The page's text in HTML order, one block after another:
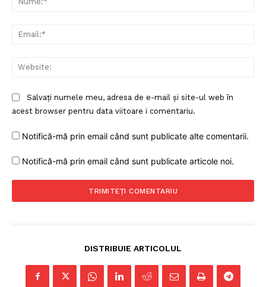
Un proiect
FREEDOM HOUSE ROMÂNIA
PRESShub
Despre noi / Echipa
Salvați numele meu, adresa de e-mail și site-ul web în
acest browser pentru data viitoare i comentariu.
Notifică-mă prin email când sunt publicate alte comentarii.
Notifică-mă prin email când sunt publicate articole noi.
DISTRIBUIE ARTICOLUL